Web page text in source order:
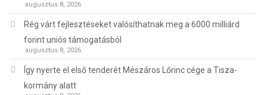
augusztus 8, 2026
Rég várt fejlesztéseket valósíthatnak meg a 6000 milliárd
forint uniós támogatásból
augusztus 8, 2026
Így nyerte el első tenderét Mészáros Lőrinc cége a Tisza-
kormány alatt